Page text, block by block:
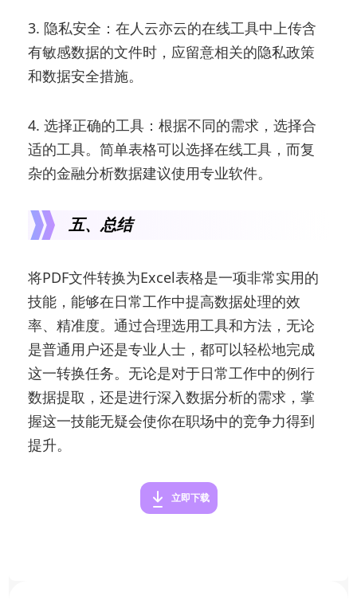
3. 隐私安全：在人云亦云的在线工具中上传含
有敏感数据的文件时，应留意相关的隐私政策
和数据安全措施。
4. 选择正确的工具：根据不同的需求，选择合
适的工具。简单表格可以选择在线工具，而复
杂的金融分析数据建议使用专业软件。
五、总结
将PDF文件转换为Excel表格是一项非常实用的
技能，能够在日常工作中提高数据处理的效
率、精准度。通过合理选用工具和方法，无论
是普通用户还是专业人士，都可以轻松地完成
这一转换任务。无论是对于日常工作中的例行
数据提取，还是进行深入数据分析的需求，掌
握这一技能无疑会使你在职场中的竞争力得到
提升。
立即下载